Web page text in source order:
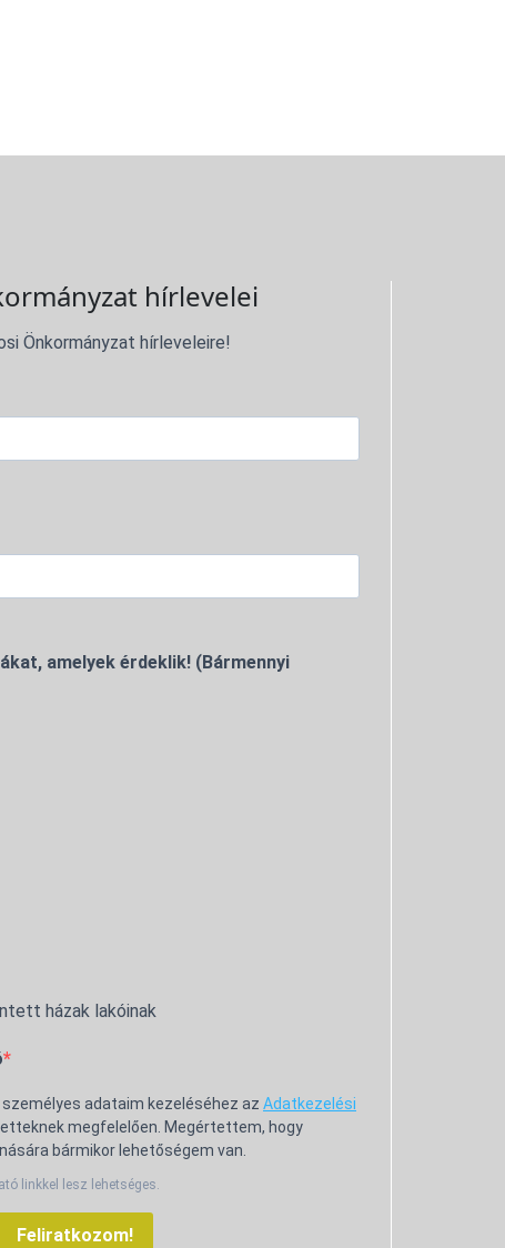
hírlevelei
Önkormányzat hírleveleire!
amelyek érdeklik! (Bármennyi
házak lakóinak
adataim kezeléséhez az Adatkezelési
megfelelően. Megértettem, hogy
bármikor lehetőségem van.
linkkel lesz lehetséges.
Feliratkozom!